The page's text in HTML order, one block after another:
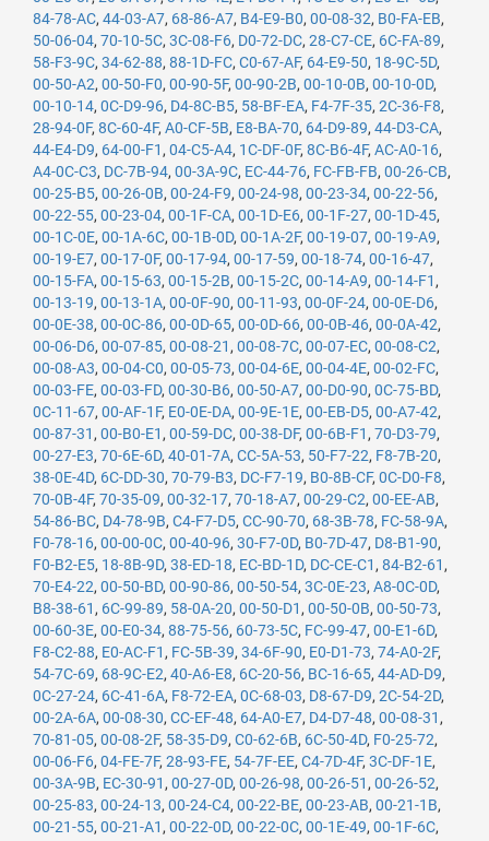
84-78-AC, 44-03-A7, 68-86-A7, B4-E9-B0, 00-08-32, B0-FA-EB,
50-06-04, 70-10-5C, 3C-08-F6, D0-72-DC, 28-C7-CE, 6C-FA-89,
58-F3-9C, 34-62-88, 88-1D-FC, C0-67-AF, 64-E9-50, 18-9C-5D,
00-50-A2, 00-50-F0, 00-90-5F, 00-90-2B, 00-10-0B, 00-10-0D,
00-10-14, 0C-D9-96, D4-8C-B5, 58-BF-EA, F4-7F-35, 2C-36-F8,
28-94-0F, 8C-60-4F, A0-CF-5B, E8-BA-70, 64-D9-89, 44-D3-CA,
44-E4-D9, 64-00-F1 , 04-C5-A4, 1C-DF-0F, 8C-B6-4F, AC-A0-16,
A4-0C-C3, DC-7B-94, 00-3A-9C, EC-44-76, FC-FB-FB, 00-26-CB,
00-25-B5, 00-26-0B, 00-24-F9, 00-24-98, 00-23-34, 00-22-56,
00-22-55, 00-23-04, 00-1F-CA, 00-1D-E6, 00-1F-27, 00-1D-45,
00-1C-0E, 00-1A-6C, 00-1B-0D, 00-1A-2F, 00-19-07, 00-19-A9,
00-19-E7, 00-17-0F, 00-17-94, 00-17-59, 00-18-74, 00-16-47,
00-15-FA, 00-15-63, 00-15-2B, 00-15-2C, 00-14-A9, 00-14-F1 ,
00-13-19, 00-13-1A, 00-0F-90, 00-11-93, 00-0F-24, 00-0E-D6,
00-0E-38, 00-0C-86, 00-0D-65, 00-0D-66, 00-0B-46, 00-0A-42,
00-06-D6, 00-07-85, 00-08-21 , 00-08-7C, 00-07-EC, 00-08-C2,
00-08-A3, 00-04-C0, 00-05-73, 00-04-6E, 00-04-4E, 00-02-FC,
00-03-FE, 00-03-FD, 00-30-B6, 00-50-A7, 00-D0-90, 0C-75-BD,
0C-11-67, 00-AF-1F, E0-0E-DA, 00-9E-1E, 00-EB-D5, 00-A7-42,
00-87-31 , 00-B0-E1 , 00-59-DC, 00-38-DF, 00-6B-F1 , 70-D3-79,
00-27-E3, 70-6E-6D, 40-01-7A, CC-5A-53, 50-F7-22, F8-7B-20,
38-0E-4D, 6C-DD-30, 70-79-B3, DC-F7-19, B0-8B-CF, 0C-D0-F8,
70-0B-4F, 70-35-09, 00-32-17, 70-18-A7, 00-29-C2, 00-EE-AB,
54-86-BC, D4-78-9B, C4-F7-D5, CC-90-70, 68-3B-78, FC-58-9A,
F0-78-16, 00-00-0C, 00-40-96, 30-F7-0D, B0-7D-47, D8-B1-90,
F0-B2-E5, 18-8B-9D, 38-ED-18, EC-BD-1D, DC-CE-C1 , 84-B2-61 ,
70-E4-22, 00-50-BD, 00-90-86, 00-50-54, 3C-0E-23, A8-0C-0D,
B8-38-61 , 6C-99-89, 58-0A-20, 00-50-D1 , 00-50-0B, 00-50-73,
00-60-3E, 00-E0-34, 88-75-56, 60-73-5C, FC-99-47, 00-E1-6D,
F8-C2-88, E0-AC-F1 , FC-5B-39, 34-6F-90, E0-D1-73, 74-A0-2F,
54-7C-69, 68-9C-E2, 40-A6-E8, 6C-20-56, BC-16-65, 44-AD-D9,
0C-27-24, 6C-41-6A, F8-72-EA, 0C-68-03, D8-67-D9, 2C-54-2D,
00-2A-6A, 00-08-30, CC-EF-48, 64-A0-E7, D4-D7-48, 00-08-31 ,
70-81-05, 00-08-2F, 58-35-D9, C0-62-6B, 6C-50-4D, F0-25-72,
00-06-F6, 04-FE-7F, 28-93-FE, 54-7F-EE, C4-7D-4F, 3C-DF-1E,
00-3A-9B, EC-30-91 , 00-27-0D, 00-26-98, 00-26-51 , 00-26-52,
00-25-83, 00-24-13, 00-24-C4, 00-22-BE, 00-23-AB, 00-21-1B,
00-21-55, 00-21-A1 , 00-22-0D, 00-22-0C, 00-1E-49, 00-1F-6C,